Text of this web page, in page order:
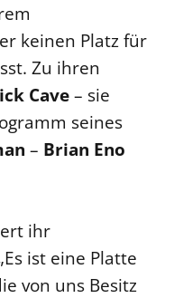
keinen Platz für
Zu ihren
Cave– sie
seines
– Brian Eno
ihr
ist eine Platte
von uns Besitz